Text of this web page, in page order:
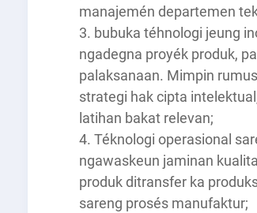
manajemén departemen
3. bubuka téhnologi jeung
ngadegna proyék produk,
palaksanaan. Mimpin
strategi hak cipta
latihan bakat relevan;
4. Téknologi operasional
ngawaskeun jaminan
produk ditransfer ka
sareng prosés manufaktur;